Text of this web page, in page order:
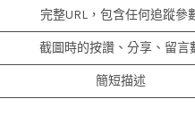
完整URL，包含任何追蹤參
截圖時的按讚、分享、留言
簡短描述